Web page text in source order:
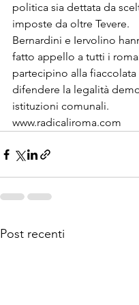
politica sia dettata da
imposte da oltre Tevere.
Bernardini e Iervolino
fatto appello a tutti i
partecipino alla fiaccolata
difendere la legalità
istituzioni comunali.
www.radicaliroma.com
Post recenti